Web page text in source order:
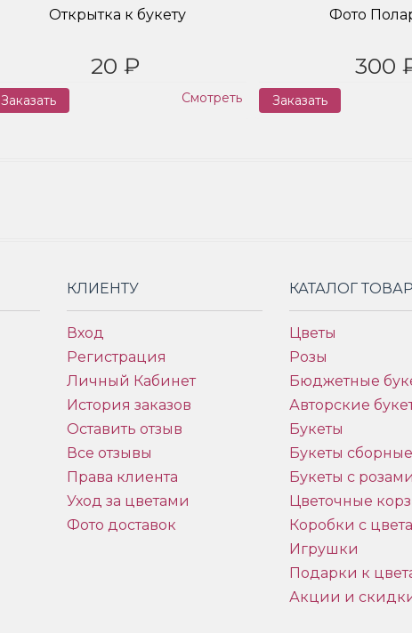
Открытка к букету
20 ₽
Заказать Смотреть
Фото
300
Заказать
КЛИЕНТУ
Вход
Регистрация
Личный Кабинет
История заказов
Оставить отзыв
Все отзывы
Права клиента
Уход за цветами
Фото доставок
КАТАЛОГ
Цветы
Розы
Бюджетные
Авторские
Букеты
Букеты сборные
Букеты с розами
Цветочные
Коробки с
Игрушки
Подарки к
Акции и